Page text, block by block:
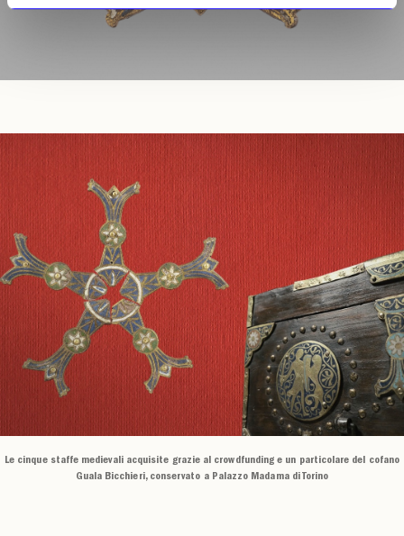
Le cinque staffe medievali acquisite grazie al crowdfunding e un particolare del cofano
Guala Bicchieri, conservato a Palazzo Madama di Torino